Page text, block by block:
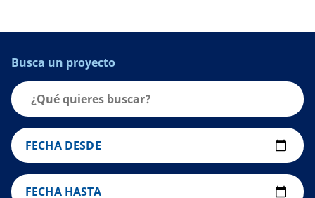
Busca un proyecto
FECHA DESDE
FECHA HASTA